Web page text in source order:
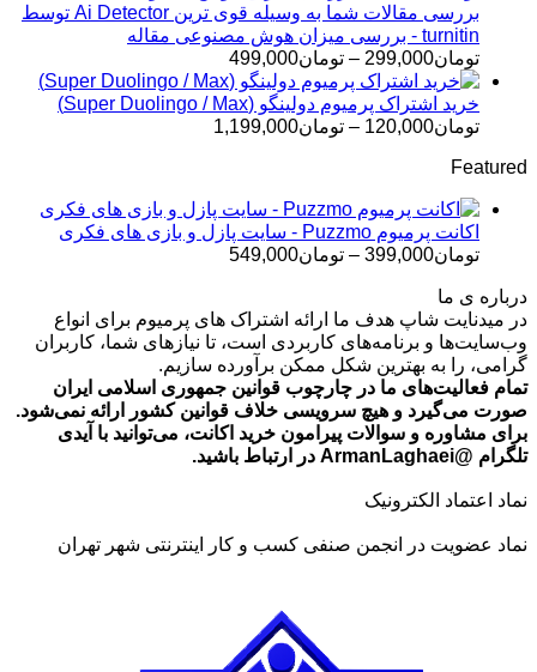
تا
تومان499,000
بررسی مقالات شما به وسیله قوی ترین Ai Detector توسط
turnitin - بررسی میزان هوش مصنوعی مقاله
تومان299,000
– تومان499,000محدوده
قیمت:
تومان299,000
تا
خرید اشتراک پرمیوم دولینگو (Super Duolingo / Max)
تومان120,000
– تومان1,199,000
تومان1,199,000
Featured
اکانت پرمیوم Puzzmo - سایت پازل و بازی های فکری
تومان399,000
– تومان549,000
تا
تومان549,000
درباره ی ما
در میدنایت شاپ هدف ما ارائه اشتراک های پرمیوم برای انواع
وب‌سایت‌ها و برنامه‌های کاربردی است، تا نیازهای شما، کاربران
گرامی، را به بهترین شکل ممکن برآورده سازیم.
تمام فعالیت‌های ما در چارچوب قوانین جمهوری اسلامی ایران
صورت می‌گیرد و هیچ سرویسی خلاف قوانین کشور ارائه نمی‌شود.
برای مشاوره و سوالات پیرامون خرید اکانت، می‌توانید با آیدی
تلگرام @ArmanLaghaei در ارتباط باشید.
نماد اعتماد الکترونیک
نماد عضویت در انجمن صنفی کسب و کار اینترنتی شهر تهران